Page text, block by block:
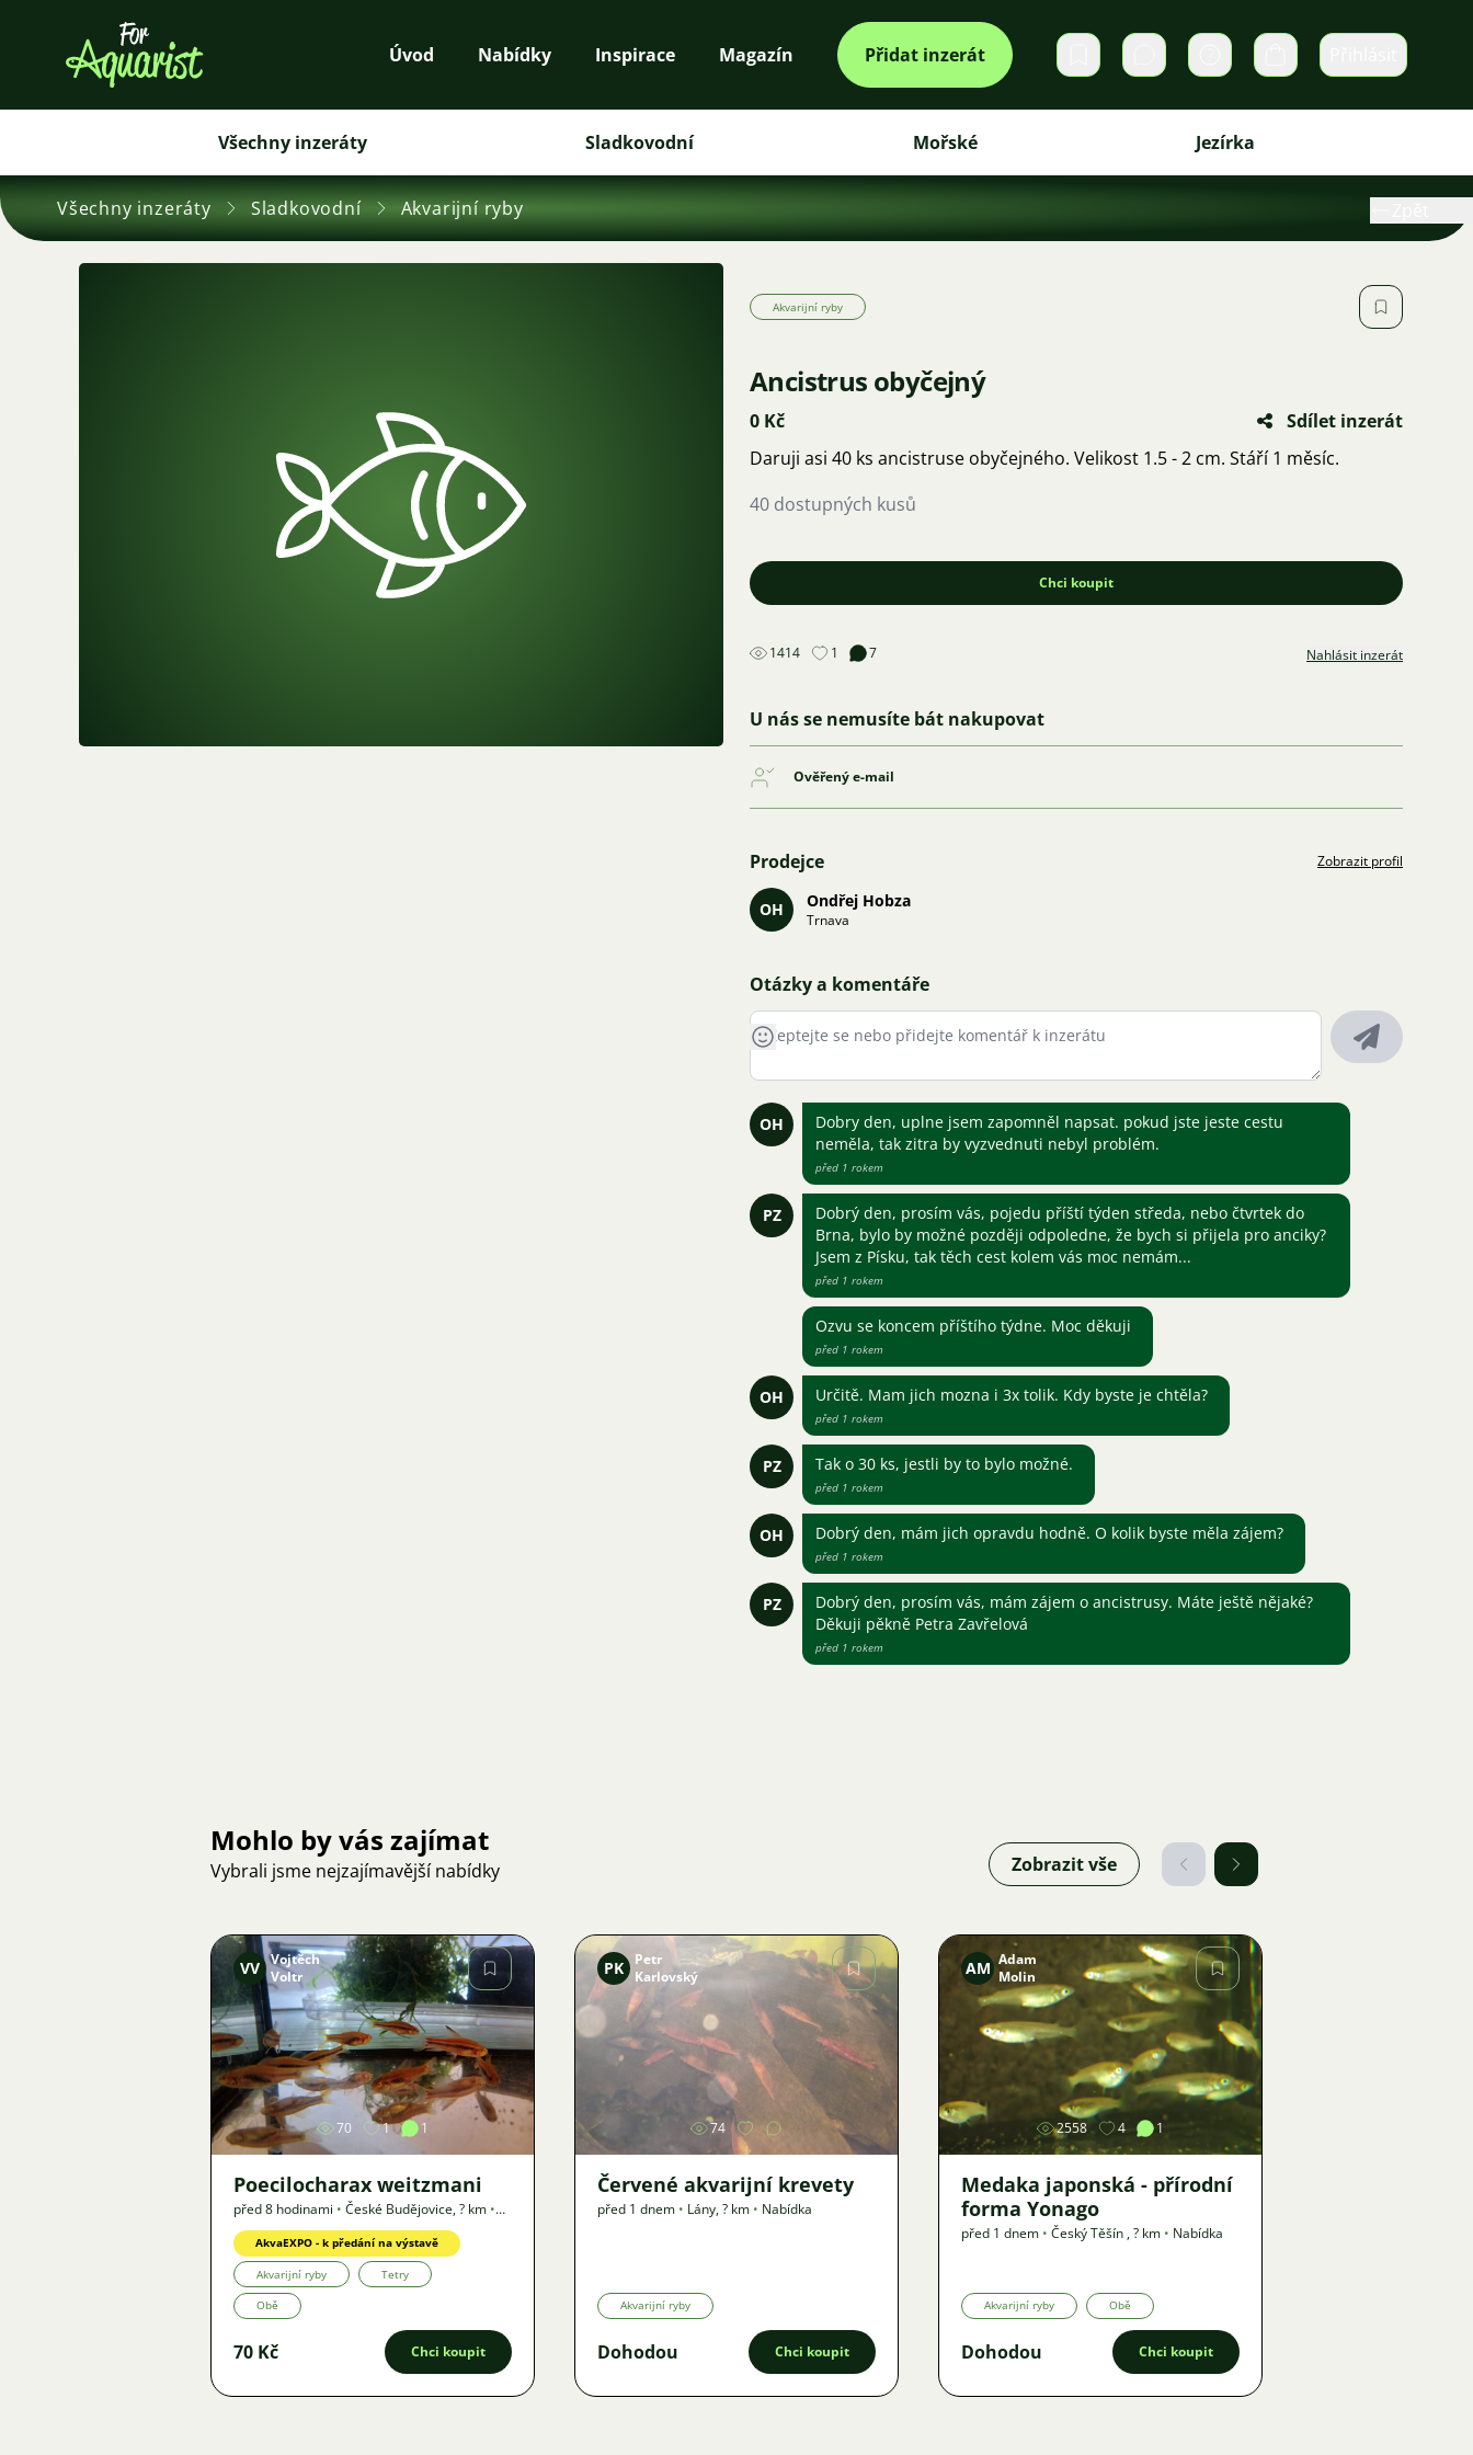
Úvod Nabídky Inspirace Magazín Přidat inzerát Soukromé zprávy Košík
Všechny inzeráty Sladkovodní Mořské Jezírka
Všechny inzeráty Sladkovodní Akvarijní ryby
Akvarijní ryby
Ancistrus obyčejný
0 Kč
Sdílet inzerát
Daruji asi 40 ks ancistruse obyčejného. Velikost 1.5 - 2 cm. Stáří 1 měsíc.
40 dostupných kusů
Chci koupit
1414 1 7 Nahlásit inzerát
U nás se nemusíte bát nakupovat
Ověřený e-mail
Prodejce Zobrazit profil
OH Ondřej Hobza
Trnava
Otázky a komentáře
OH
Dobry den, uplne jsem zapomněl napsat. pokud jste jeste cestu
neměla, tak zitra by vyzvednuti nebyl problém.
před 1 rokem
PZ
Dobrý den, prosím vás, pojedu příští týden středa, nebo čtvrtek do
Brna, bylo by možné později odpoledne, že bych si přijela pro anciky?
Jsem z Písku, tak těch cest kolem vás moc nemám...
před 1 rokem
Ozvu se koncem příštího týdne. Moc děkuji
před 1 rokem
OH Určitě. Mam jich mozna i 3x tolik. Kdy byste je chtěla?
před 1 rokem
PZ Tak o 30 ks, jestli by to bylo možné.
před 1 rokem
OH Dobrý den, mám jich opravdu hodně. O kolik byste měla zájem?
před 1 rokem
PZ
Dobrý den, prosím vás, mám zájem o ancistrusy. Máte ještě nějaké?
Děkuji pěkně Petra Zavřelová
před 1 rokem
Mohlo by vás zajímat
Vybrali jsme nejzajímavější nabídky Zobrazit vše
Obrázek
VV Vojtěch
Voltr
70 1 1
Poecilocharax weitzmani
před 8 hodinami • České Budějovice,? km •
Nabídka
AkvaEXPO - k předání na výstavě
Akvarijní ryby Tetry
Obě
70 Kč Chci koupit
Obrázek
PK
Petr
Karlovský
74
Červené akvarijní krevety
před 1 dnem • Lány,? km • Nabídka
Akvarijní ryby
Dohodou Chci koupit
Obrázek
AM Adam
Molin
2558 4 1
Medaka japonská - přírodní
forma Yonago
před 1 dnem • Český Těšín ,? km • Nabídka
Akvarijní ryby Obě
Dohodou Chci koupit